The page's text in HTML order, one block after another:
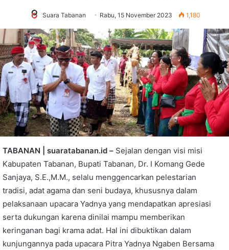
Suara Tabanan Rabu, 15 November 2023 1,180
TABANAN | suaratabanan.id – Sejalan dengan visi misi
Kabupaten Tabanan, Bupati Tabanan, Dr. I Komang Gede
Sanjaya, S.E.,M.M., selalu menggencarkan pelestarian
tradisi, adat agama dan seni budaya, khususnya dalam
pelaksanaan upacara Yadnya yang mendapatkan apresiasi
serta dukungan karena dinilai mampu memberikan
keringanan bagi krama adat. Hal ini dibuktikan dalam
kunjungannya pada upacara Pitra Yadnya Ngaben Bersama